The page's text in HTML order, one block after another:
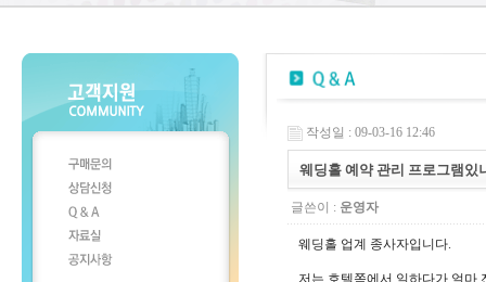
작성일 : 09-03-16 12:46
웨딩홀 예약 관리 프로그램있
글쓴이 : 운영자
웨딩홀 업계 종사자입니다.
저는 호텔쪽에서 일하다가 얼마